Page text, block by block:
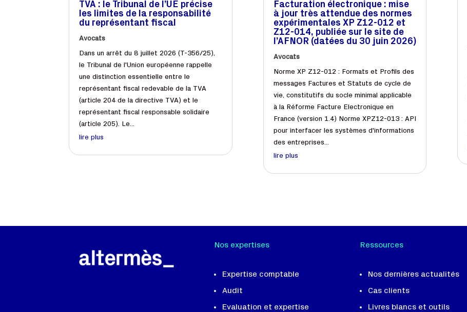
TVA : le Tribunal de l’UE précise
les limites de la responsabilité
du représentant fiscal
Avocats
Dans un arrêt du 8 juillet 2026 (T-356/25),
le Tribunal de l'Union européenne rappelle
une distinction essentielle entre le
représentant fiscal redevable de la TVA
(article 204 de la directive TVA) et le
représentant fiscal responsable solidaire
(article 205). Le...
lire plus
Facturation électronique : mise
à jour très attendue des normes
expérimentales XP Z12-012 et
Z12-014, publiée sur le site de
l’AFNOR (datées du 30 juin 2026)
Avocats
Norme XP Z12-012 : Formats et Profils des
messages Factures et Statuts de cycle de
vie, constitutifs du socle minimal applicable
à la Réforme Facture Electronique en
France (version 1.4) Norme XPZ12-013 : API
pour interfacer les systèmes d'informations
des entreprises...
lire plus
Nos expertises
Expertise comptable
Audit
Evaluation et expertise
Ressources
Nos dernières actualités
Cas clients
Livres blancs et outils